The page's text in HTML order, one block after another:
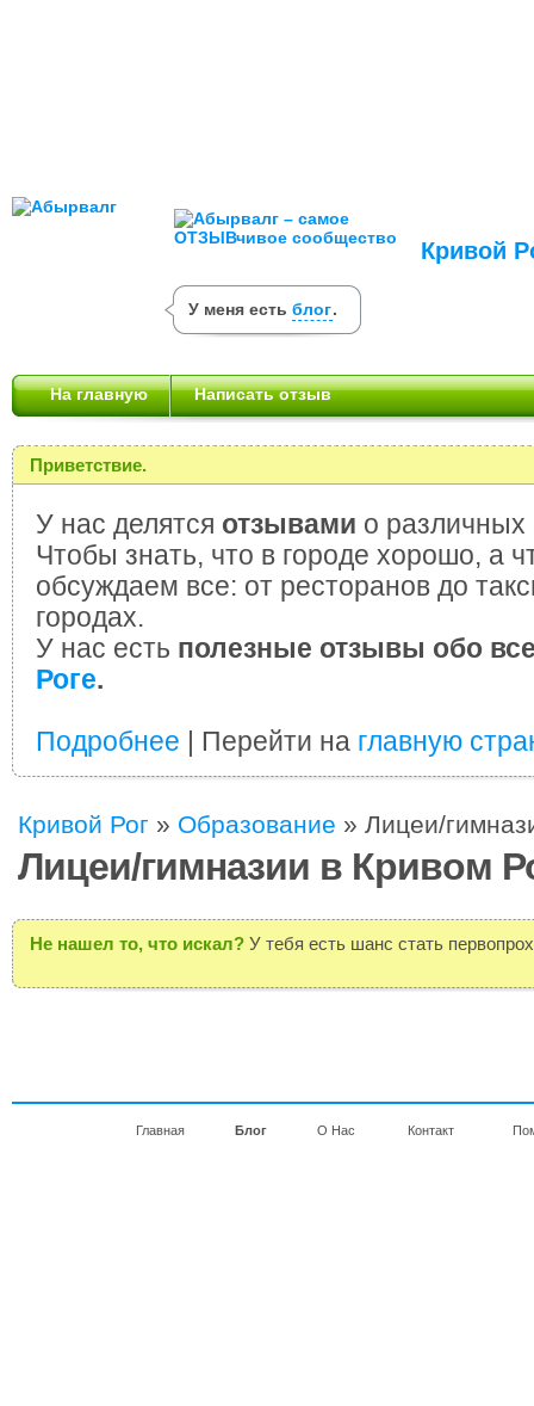
Кривой
У меня есть блог.
На главную Написать отзыв
Приветствие.
У нас делятся отзывами о различных
Чтобы знать, что в городе хорошо, а
обсуждаем все: от ресторанов до
городах.
У нас есть полезные отзывы обо
Роге.
Подробнее | Перейти на главную
Кривой Рог » Образование » Лицеи/
Лицеи/гимназии в Кривом
Не нашел то, что искал? У тебя есть шанс стать
Главная Блог О Нас Контакт